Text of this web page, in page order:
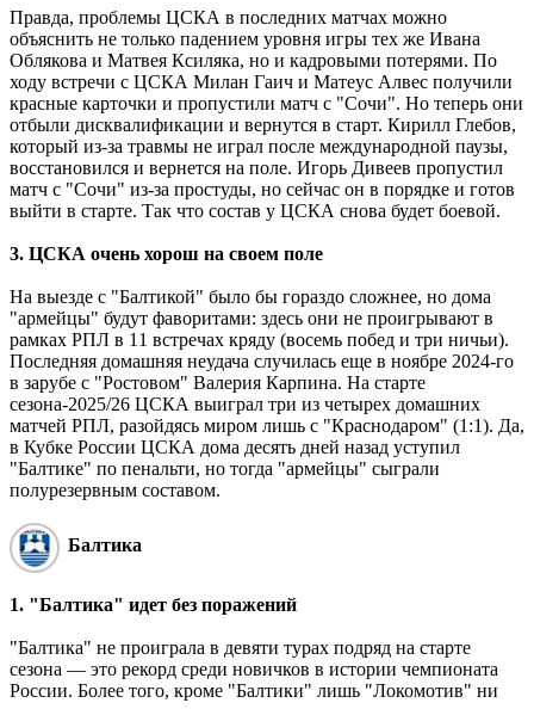
Правда, проблемы ЦСКА в последних матчах можно
объяснить не только падением уровня игры тех же Ивана
Облякова и Матвея Ксиляка, но и кадровыми потерями. По
ходу встречи с ЦСКА Милан Гаич и Матеус Алвес получили
красные карточки и пропустили матч с "Сочи". Но теперь они
отбыли дисквалификации и вернутся в старт. Кирилл Глебов,
который из-за травмы не играл после международной паузы,
восстановился и вернется на поле. Игорь Дивеев пропустил
матч с "Сочи" из-за простуды, но сейчас он в порядке и готов
выйти в старте. Так что состав у ЦСКА снова будет боевой.
3. ЦСКА очень хорош на своем поле
На выезде с "Балтикой" было бы гораздо сложнее, но дома
"армейцы" будут фаворитами: здесь они не проигрывают в
рамках РПЛ в 11 встречах кряду (восемь побед и три ничьи).
Последняя домашняя неудача случилась еще в ноябре 2024-го
в зарубе с "Ростовом" Валерия Карпина. На старте
сезона-2025/26 ЦСКА выиграл три из четырех домашних
матчей РПЛ, разойдясь миром лишь с "Краснодаром" (1:1). Да,
в Кубке России ЦСКА дома десять дней назад уступил
"Балтике" по пенальти, но тогда "армейцы" сыграли
полурезервным составом.
Балтика
1. "Балтика" идет без поражений
"Балтика" не проиграла в девяти турах подряд на старте
сезона ― это рекорд среди новичков в истории чемпионата
России. Более того, кроме "Балтики" лишь "Локомотив" ни